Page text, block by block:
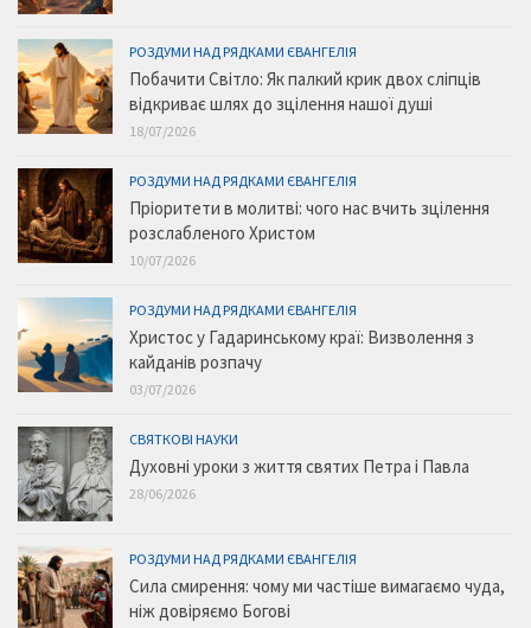
РОЗДУМИ НАД РЯДКАМИ ЄВАНГЕЛІЯ
Побачити Світло: Як палкий крик двох сліпців
відкриває шлях до зцілення нашої душі
18/07/2026
РОЗДУМИ НАД РЯДКАМИ ЄВАНГЕЛІЯ
Пріоритети в молитві: чого нас вчить зцілення
розслабленого Христом
10/07/2026
РОЗДУМИ НАД РЯДКАМИ ЄВАНГЕЛІЯ
Христос у Гадаринському краї: Визволення з
кайданів розпачу
03/07/2026
СВЯТКОВІ НАУКИ
Духовні уроки з життя святих Петра і Павла
28/06/2026
РОЗДУМИ НАД РЯДКАМИ ЄВАНГЕЛІЯ
Сила смирення: чому ми частіше вимагаємо чуда,
ніж довіряємо Богові